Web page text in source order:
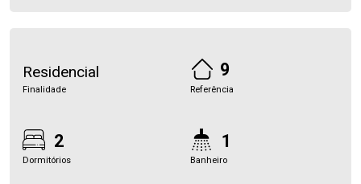
Residencial
Finalidade
9
Referência
2
Dormitórios
1
Banheiro